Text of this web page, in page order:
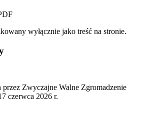
wyłącznie jako treść na stronie.
przez Zwyczajne Walne Zgromadzenie
czerwca 2026 r.